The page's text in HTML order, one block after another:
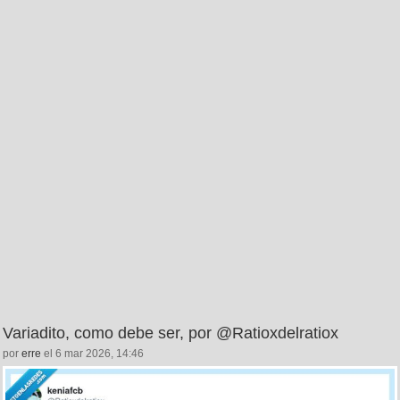
Variadito, como debe ser, por @Ratioxdelratiox
por erre el 6 mar 2026, 14:46